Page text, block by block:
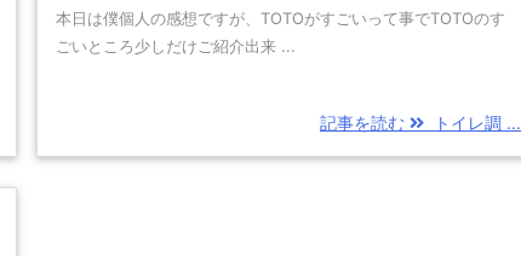
本日は僕個人の感想ですが、TOTOがすごいって事でTOTOのす
ごいところ少しだけご紹介出来 ...
記事を読む トイレ調 ...